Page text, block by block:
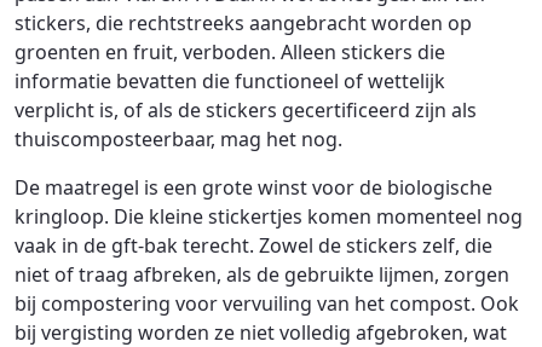
stickers, die rechtstreeks aangebracht worden op
groenten en fruit, verboden. Alleen stickers die
informatie bevatten die functioneel of wettelijk
verplicht is, of als de stickers gecertificeerd zijn als
thuiscomposteerbaar, mag het nog.
De maatregel is een grote winst voor de biologische
kringloop. Die kleine stickertjes komen momenteel nog
vaak in de gft-bak terecht. Zowel de stickers zelf, die
niet of traag afbreken, als de gebruikte lijmen, zorgen
bij compostering voor vervuiling van het compost. Ook
bij vergisting worden ze niet volledig afgebroken, wat